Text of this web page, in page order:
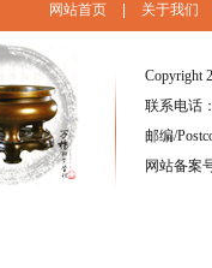
网站首页 关于我们
Copyright
联系电话
邮编/
网站备案